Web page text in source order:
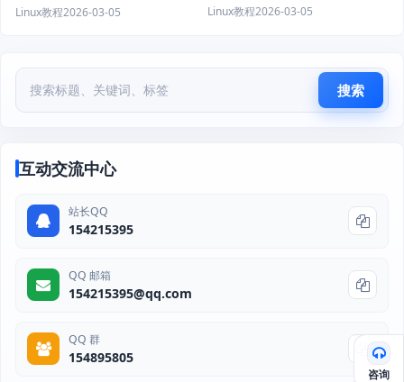
Linux教程2026-03-05 Linux教程2026-03-05
搜索
互动交流中心
站长QQ
154215395
QQ 邮箱
154215395@qq.com
QQ 群
154895805
咨询